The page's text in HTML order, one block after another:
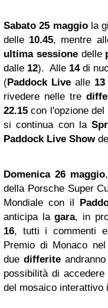
Sabato 25 maggiola
delle 10.45, mentre
ultima sessione delle
dalle 12). Alle 14 di
(Paddock Live alle 13
rivedere nelle tre
22.15con l'opzione
si continua con la
Paddock Live Show
Domenica 26 maggio
della Porsche Super
Mondiale con il
anticipa la gara, in
16, tutti i commenti
Premio di Monaco nel
duedifferite
possibilità di
del mosaico interattivo